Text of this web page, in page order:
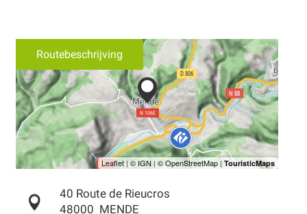
Routebeschrijving
40 Route de Rieucros
48000 MENDE